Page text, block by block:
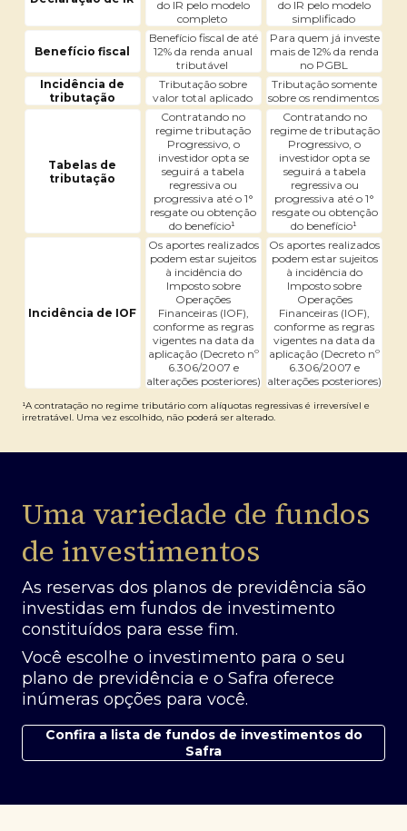
do IR pelo modelo
completo
do IR pelo modelo
simplificado
Benefício fiscal
Benefício fiscal de até
12% da renda anual
tributável
Para quem já investe
mais de 12% da renda
no PGBL
Incidência de
tributação
Tributação sobre
valor total aplicado
Tributação somente
sobre os rendimentos
Tabelas de
tributação
Contratando no
regime tributação
Progressivo, o
investidor opta se
seguirá a tabela
regressiva ou
progressiva até o 1°
resgate ou obtenção
do benefício¹
Contratando no
regime de tributação
Progressivo, o
investidor opta se
seguirá a tabela
regressiva ou
progressiva até o 1°
resgate ou obtenção
do benefício¹
Incidência de IOF
Os aportes realizados
podem estar sujeitos
à incidência do
Imposto sobre
Operações
Financeiras (IOF),
conforme as regras
vigentes na data da
aplicação (Decreto nº
6.306/2007 e
alterações posteriores)
Os aportes realizados
podem estar sujeitos
à incidência do
Imposto sobre
Operações
Financeiras (IOF),
conforme as regras
vigentes na data da
aplicação (Decreto nº
6.306/2007 e
alterações posteriores)
¹A contratação no regime tributário com alíquotas regressivas é irreversível e
irretratável. Uma vez escolhido, não poderá ser alterado.
Uma variedade de fundos
de investimentos
As reservas dos planos de previdência são
investidas em fundos de investimento
constituídos para esse fim.
Você escolhe o investimento para o seu
plano de previdência e o Safra oferece
inúmeras opções para você.
Confira a lista de fundos de investimentos do
Safra